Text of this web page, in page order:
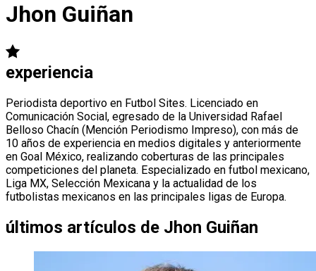
Jhon Guiñan
experiencia
Periodista deportivo en Futbol Sites. Licenciado en
Comunicación Social, egresado de la Universidad Rafael
Belloso Chacín (Mención Periodismo Impreso), con más de
10 años de experiencia en medios digitales y anteriormente
en Goal México, realizando coberturas de las principales
competiciones del planeta. Especializado en futbol mexicano,
Liga MX, Selección Mexicana y la actualidad de los
futbolistas mexicanos en las principales ligas de Europa.
últimos artículos de Jhon Guiñan